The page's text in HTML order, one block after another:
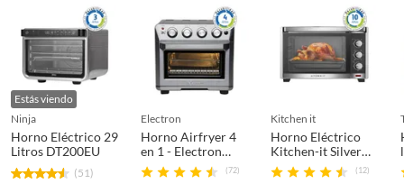
Estás viendo
ninja
Horno Eléctrico 29
Litros DT200EU
(51)
electron
Horno Airfryer 4
en 1 - Electron
BA8220 25lts
(72)
kitchen it
Horno Eléctrico
Kitchen-it Silver
Series 45L
(12)